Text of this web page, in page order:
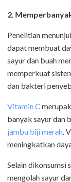
2.
Penelitian
dapat membuat
sayur dan buah
memperkuat
dan bakteri
Vitamin C
banyak sayur dan
jambu biji merah .
meningkatkan
Selain dikonsumsi
mengolah sayur